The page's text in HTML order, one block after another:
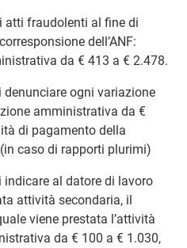
atti fraudolenti al fine di
dell’ANF:
da € 413 a € 2.478.
denunciare ogni variazione
amministrativa da €
di pagamento della
caso di rapporti plurimi)
indicare al datore di lavoro
attività secondaria, il
viene prestata l’attività
da € 100 a € 1.030,